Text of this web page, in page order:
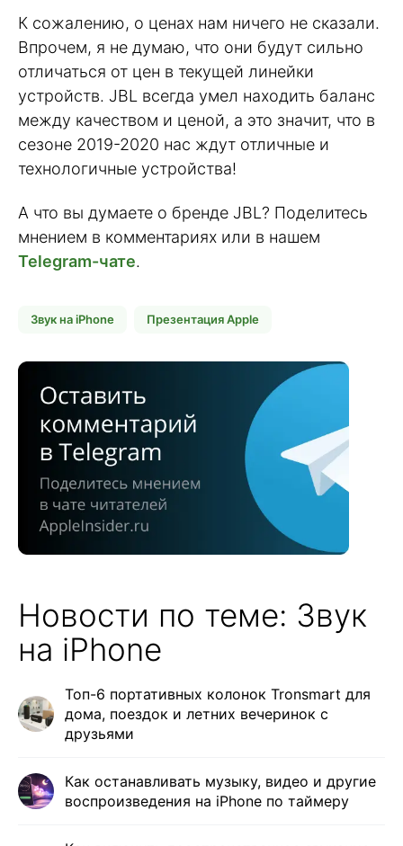
К сожалению, о ценах нам ничего не сказали.
Впрочем, я не думаю, что они будут сильно
отличаться от цен в текущей линейки
устройств. JBL всегда умел находить баланс
между качеством и ценой, а это значит, что в
сезоне 2019-2020 нас ждут отличные и
технологичные устройства!
А что вы думаете о бренде JBL? Поделитесь
мнением в комментариях или в нашем
Telegram-чате.
Звук на iPhone Презентация Apple
Новости по теме: Звук
на iPhone
Топ-6 портативных колонок Tronsmart для
дома, поездок и летних вечеринок с
друзьями
Как останавливать музыку, видео и другие
воспроизведения на iPhone по таймеру